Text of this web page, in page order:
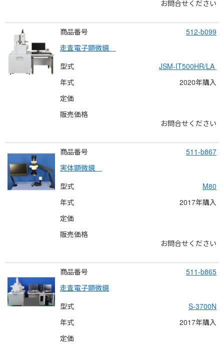
お問合せください
商品番号
512-b099
走査電子顕微鏡
型式
JSM-IT500HR/LA
年式
2020年購入
定価
販売価格
お問合せください
商品番号
511-b867
実体顕微鏡
型式
M80
年式
2017年購入
定価
販売価格
お問合せください
商品番号
511-b865
走査電子顕微鏡
型式
S-3700N
年式
2017年購入
定価